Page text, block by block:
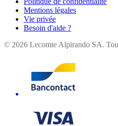
Mentions légales
Vie privée
Besoin d'aide ?
© 2026 Lecomte Alpirando SA.